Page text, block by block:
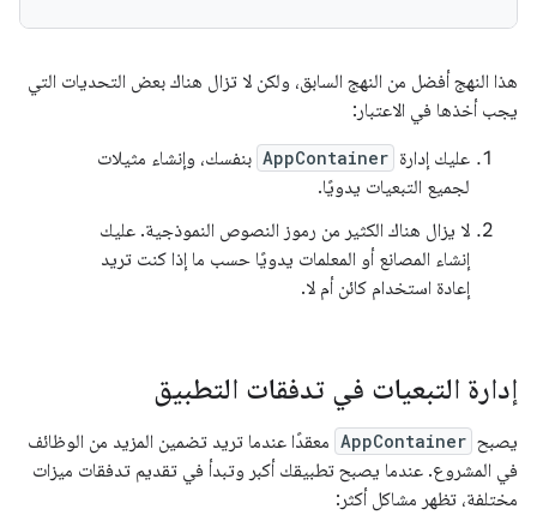
هذا النهج أفضل من النهج السابق، ولكن لا تزال هناك بعض التحديات التي
يجب أخذها في الاعتبار:
عليك إدارة AppContainer بنفسك، وإنشاء مثيلات
لجميع التبعيات يدويًا.
لا يزال هناك الكثير من رموز النصوص النموذجية. عليك
إنشاء المصانع أو المعلمات يدويًا حسب ما إذا كنت تريد
إعادة استخدام كائن أم لا.
إدارة التبعيات في تدفقات التطبيق
يصبح AppContainer معقدًا عندما تريد تضمين المزيد من الوظائف
في المشروع. عندما يصبح تطبيقك أكبر وتبدأ في تقديم تدفقات ميزات
مختلفة، تظهر مشاكل أكثر: